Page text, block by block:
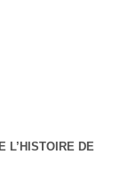
L’HISTOIRE DE